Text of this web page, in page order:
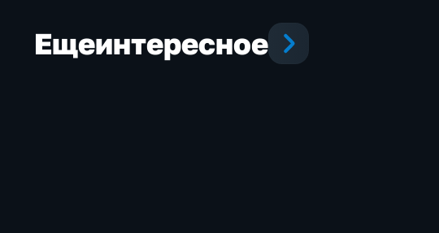
Ещеинтересное